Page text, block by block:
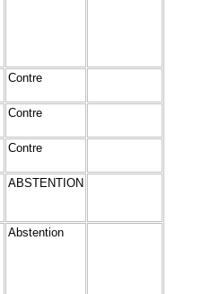
Contre
Contre
Contre
ABSTENTION
Abstention